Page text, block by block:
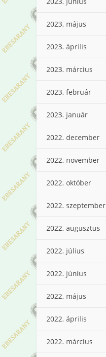
2023. május
2023. április
2023. március
2023. február
2023. január
2022. december
2022. november
2022. október
2022. szeptember
2022. augusztus
2022. július
2022. június
2022. május
2022. április
2022. március